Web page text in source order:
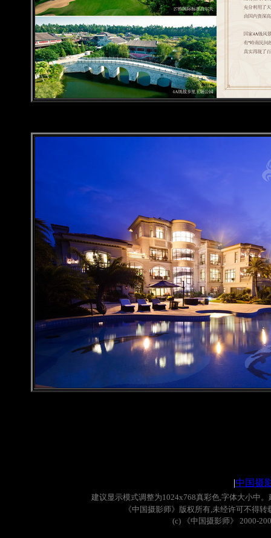
|中国摄
建议显示模式调整为1024x768真彩色,字体大小中。
《中国摄影师》版权所有,未经许可不得转
(c)
《中国摄影师》 2000-200